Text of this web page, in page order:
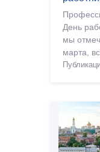
День
мы
марта,